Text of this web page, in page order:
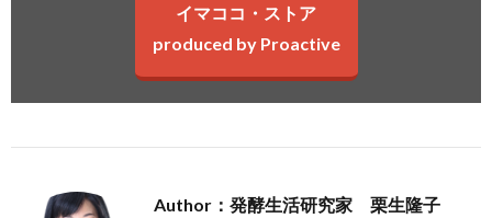
イマココ・ストア
produced by Proactive
Author：発酵生活研究家 栗生隆子